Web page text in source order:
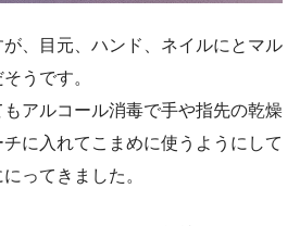
、目元、ハンド、ネイルにとマル
うです。
アルコール消毒で手や指先の乾燥
に入れてこまめに使うようにして
ってきました。